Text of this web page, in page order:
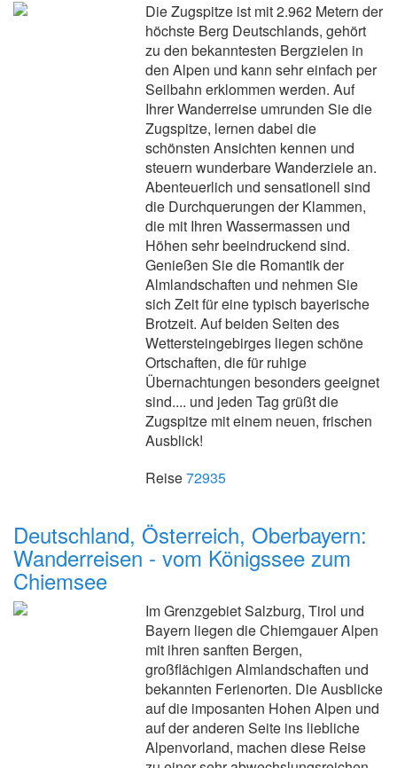
Die Zugspitze ist mit 2.962 Metern der
höchste Berg Deutschlands, gehört
zu den bekanntesten Bergzielen in
den Alpen und kann sehr einfach per
Seilbahn erklommen werden. Auf
Ihrer Wanderreise umrunden Sie die
Zugspitze, lernen dabei die
schönsten Ansichten kennen und
steuern wunderbare Wanderziele an.
Abenteuerlich und sensationell sind
die Durchquerungen der Klammen,
die mit Ihren Wassermassen und
Höhen sehr beeindruckend sind.
Genießen Sie die Romantik der
Almlandschaften und nehmen Sie
sich Zeit für eine typisch bayerische
Brotzeit. Auf beiden Seiten des
Wettersteingebirges liegen schöne
Ortschaften, die für ruhige
Übernachtungen besonders geeignet
sind.... und jeden Tag grüßt die
Zugspitze mit einem neuen, frischen
Ausblick!
Reise72935
Deutschland, Österreich, Oberbayern:
Wanderreisen - vom Königssee zum
Chiemsee
Im Grenzgebiet Salzburg, Tirol und
Bayern liegen die Chiemgauer Alpen
mit ihren sanften Bergen,
großflächigen Almlandschaften und
bekannten Ferienorten. Die Ausblicke
auf die imposanten Hohen Alpen und
auf der anderen Seite ins liebliche
Alpenvorland, machen diese Reise